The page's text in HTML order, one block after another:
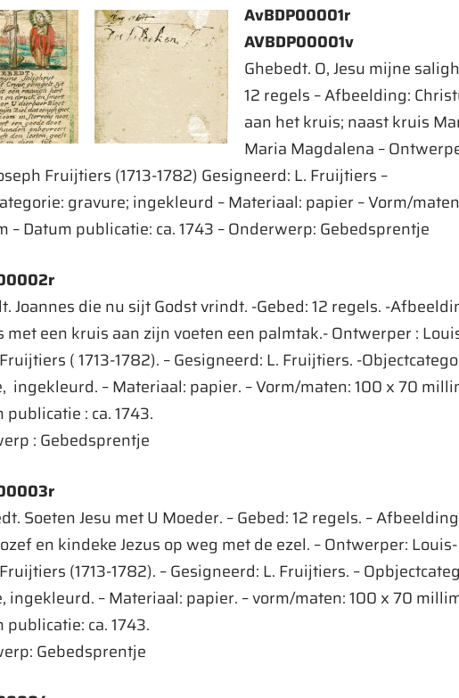
AvBDP00001r
AVBDP00001v
Ghebedt. O, Jesu mijne
12 regels – Afbeelding:
aan het kruis; naast kruis
Maria Magdalena –
Fruijtiers (1713-1782) Gesigneerd: L. Fruijtiers –
gravure; ingekleurd – Materiaal: papier – Vorm/
– Datum publicatie: ca. 1743 – Onderwerp: Gebedsprentje
Joannes die nu sijt Godst vrindt. -Gebed: 12 regels. -
met een kruis aan zijn voeten een palmtak.- Ontwerper :
( 1713-1782). – Gesigneerd: L. Fruijtiers. -
ingekleurd. – Materiaal: papier. – Vorm/maten: 100 x 70
publicatie : ca. 1743.
: Gebedsprentje
Soeten Jesu met U Moeder. – Gebed: 12 regels. –
en kindeke Jezus op weg met de ezel. – Ontwerper: Louis-
(1713-1782). – Gesigneerd: L. Fruijtiers. –
ingekleurd. – Materiaal: papier. – vorm/maten: 100 x 70
publicatie: ca. 1743.
Gebedsprentje